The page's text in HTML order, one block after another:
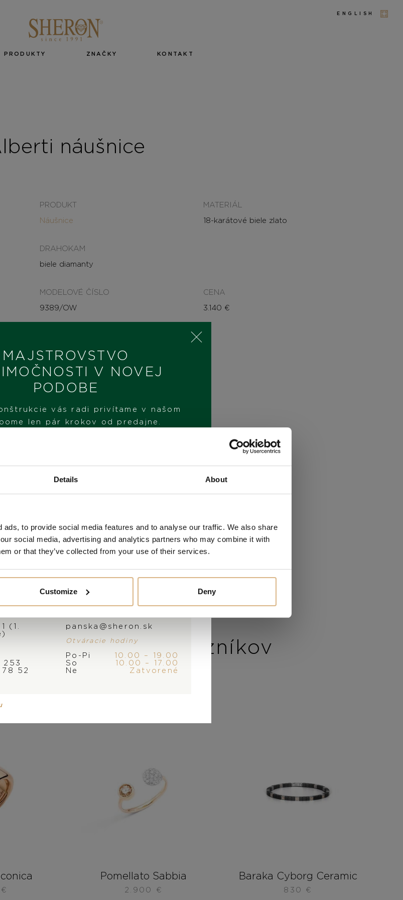
Details About
to provide social media features and to analyse our traffic. We also share
social media, advertising and analytics partners who may combine it with
or that they’ve collected from your use of their services.
Customize Deny
ENGLISH
PRODUKTY ZNAČKY KONTAKT
náušnice
PRODUKT
Náušnice
MATERIÁL
18-karátové biele zlato
DRAHOKAM
biele diamanty
MODELOVÉ ČÍSLO
9389/OW
CENA
3.140 €
SKLADOM
MÁM ZÁUJEM
našich zákazníkov
€
Pomellato Sabbia
2.900 €
Baraka Cyborg Ceramic
830 €
MAJSTROVSTVO
V NOVEJ
PODOBE
vás radi privítame v našom
len pár krokov od predajne.
NÁŠ SHOWROOM
(1.
52
panska@sheron.sk
Otváracie hodiny
Po-Pi
10.00 – 19.00
So
10.00 – 17.00
Ne
Zatvorené